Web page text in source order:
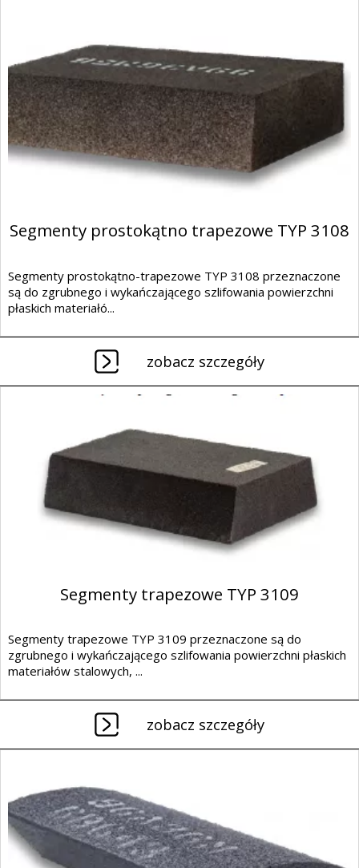
Segmenty prostokątno trapezowe TYP 3108
Segmenty prostokątno-trapezowe TYP 3108 przeznaczone
są do zgrubnego i wykańczającego szlifowania powierzchni
płaskich materiałó...
zobacz szczegóły
Segmenty trapezowe TYP 3109
Segmenty trapezowe TYP 3109 przeznaczone są do
zgrubnego i wykańczającego szlifowania powierzchni płaskich
materiałów stalowych, ...
zobacz szczegóły